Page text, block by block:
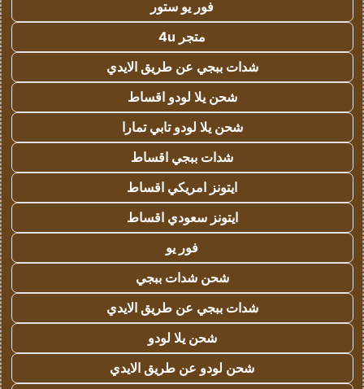
فور يو ستور
متجر 4u
شدات ببجي عن طريق الايدي
شحن يلا لودو اقساط
شحن يلا لودو تابي تمارا
شدات ببجي اقساط
ايتونز امريكي اقساط
ايتونز سعودي اقساط
فور يو
شحن شدات ببجي
شدات ببجي عن طريق الايدي
شحن يلا لودو
شحن لودو عن طريق الايدي